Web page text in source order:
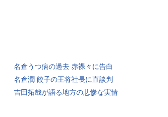
名倉うつ病の過去 赤裸々に告白
名倉潤 餃子の王将社長に直談判
吉田拓哉が語る地方の悲惨な実情